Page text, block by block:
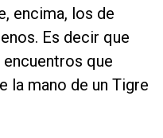
encima, los de
Es decir que
que
la mano de un Tigre